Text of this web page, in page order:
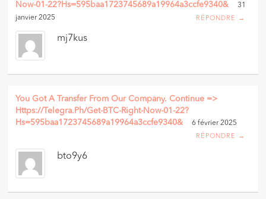
Now-01-22?hs=595baa1723745689a19964a3ccfe9340&
31
janvier 2025
RÉPONDRE →
mj7kus
You Got A Transfer From Our Company. Continue =>
Https://telegra.ph/Get-BTC-Right-Now-01-22?
Hs=595baa1723745689a19964a3ccfe9340&
6 février 2025
RÉPONDRE →
bto9y6